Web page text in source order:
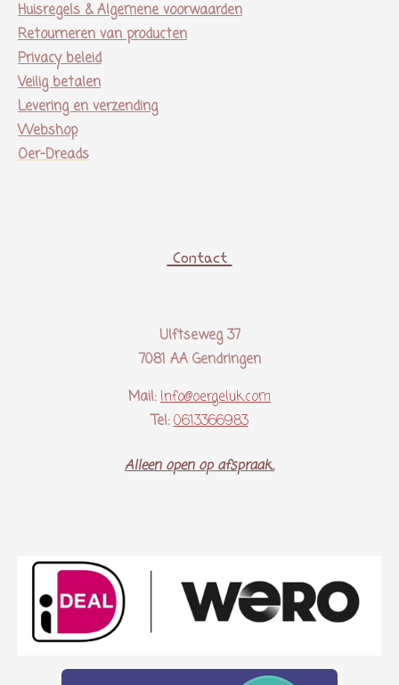
Huisregels & Algemene voorwaarden
Retourneren van producten
Privacy beleid
Veilig betalen
Levering en verzending
Webshop
Oer-Dreads
Contact
Ulftseweg 37
7081 AA Gendringen
Mail: Info@oergeluk.com
Tel: 0613366983
Alleen open op afspraak..